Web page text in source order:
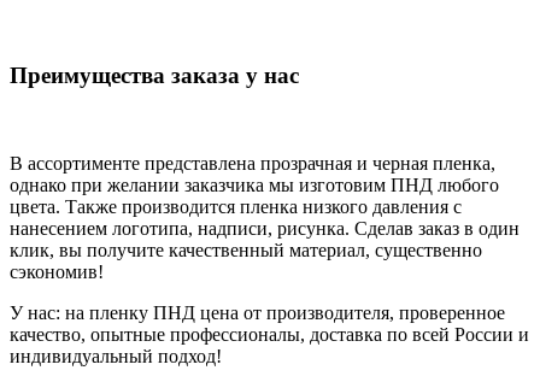
Преимущества заказа у нас
В ассортименте представлена прозрачная и черная пленка,
однако при желании заказчика мы изготовим ПНД любого
цвета. Также производится пленка низкого давления с
нанесением логотипа, надписи, рисунка. Сделав заказ в один
клик, вы получите качественный материал, существенно
сэкономив!
У нас: на пленку ПНД цена от производителя, проверенное
качество, опытные профессионалы, доставка по всей России и
индивидуальный подход!